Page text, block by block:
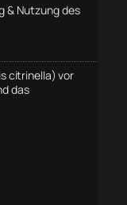
& Nutzung des
citrinella) vor
das